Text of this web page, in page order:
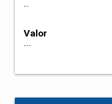
--
Valor
---